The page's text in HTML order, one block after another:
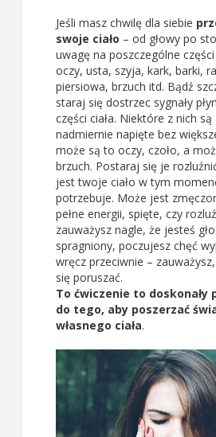
Jeśli masz chwilę dla siebie
swoje ciało – od głowy po
uwagę na poszczególne części
oczy, usta, szyja, kark, barki,
piersiowa, brzuch itd. Bądź
staraj się dostrzec sygnały
części ciała. Niektóre z nich są
nadmiernie napięte bez
może są to oczy, czoło, a
brzuch. Postaraj się je
jest twoje ciało w tym
potrzebuje. Może jest
pełne energii, spięte, czy
zauważysz nagle, że jesteś
spragniony, poczujesz chęć
wręcz przeciwnie –
się poruszać.
To ćwiczenie to doskonały
do tego, aby poszerzać
własnego ciała.